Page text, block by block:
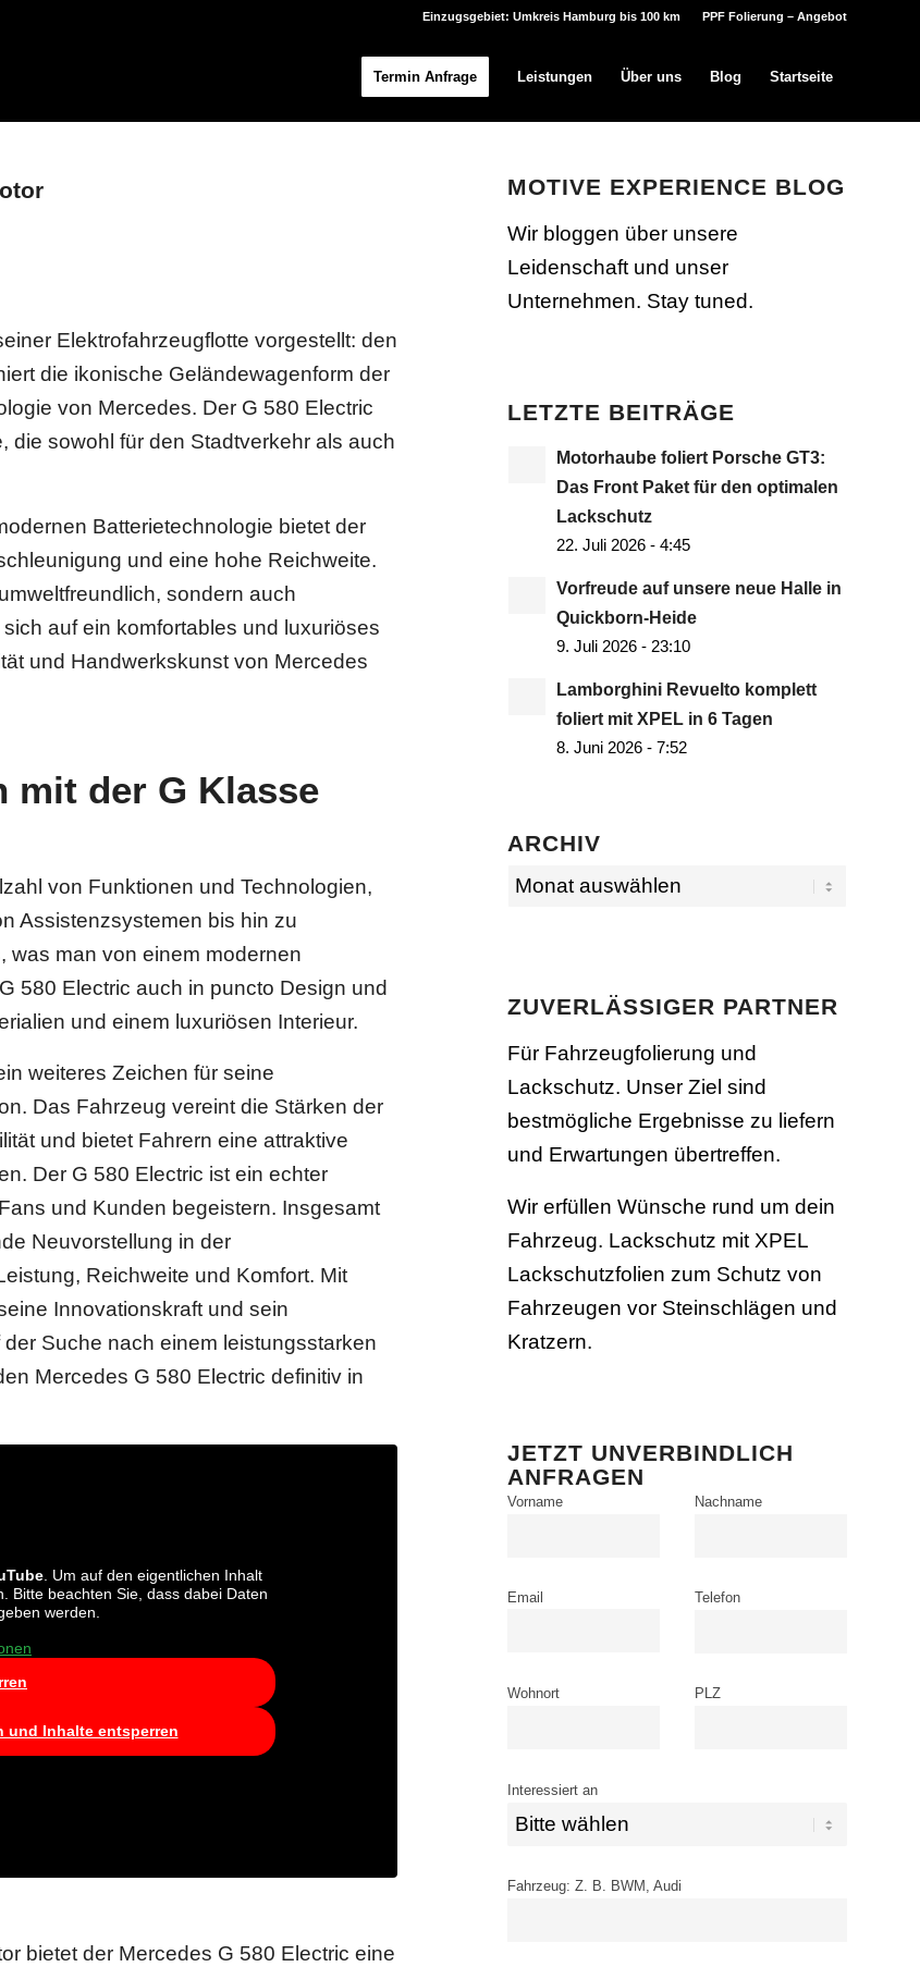
PPF Folierung – Angebot
Einzugsgebiet: Umkreis Hamburg bis 100 km
Termin Anfrage Leistungen Über uns Blog Startseite
Elektrofahrzeugflotte vorgestellt: den
die ikonische Geländewagenform der
von Mercedes. Der G 580 Electric
die sowohl für den Stadtverkehr als auch
Batterietechnologie bietet der
und eine hohe Reichweite.
sondern auch
auf ein komfortables und luxuriöses
und Handwerkskunst von Mercedes
mit der G Klasse
von Funktionen und Technologien,
Assistenzsystemen bis hin zu
was man von einem modernen
580 Electric auch in puncto Design und
und einem luxuriösen Interieur.
weiteres Zeichen für seine
Das Fahrzeug vereint die Stärken der
und bietet Fahrern eine attraktive
Der G 580 Electric ist ein echter
und Kunden begeistern. Insgesamt
Neuvorstellung in der
Reichweite und Komfort. Mit
Innovationskraft und sein
Suche nach einem leistungsstarken
Mercedes G 580 Electric definitiv in
. Um auf den eigentlichen Inhalt
Bitte beachten Sie, dass dabei Daten
werden.
und Inhalte entsperren
bietet der Mercedes G 580 Electric eine
MOTIVE EXPERIENCE BLOG
Wir bloggen über unsere
Leidenschaft und unser
Unternehmen. Stay tuned.
LETZTE BEITRÄGE
Motorhaube foliert Porsche GT3:
Das Front Paket für den optimalen
Lackschutz
22. Juli 2026 - 4:45
Vorfreude auf unsere neue Halle in
Quickborn-Heide
9. Juli 2026 - 23:10
Lamborghini Revuelto komplett
foliert mit XPEL in 6 Tagen
8. Juni 2026 - 7:52
ARCHIV
ZUVERLÄSSIGER PARTNER
Für Fahrzeugfolierung und
Lackschutz. Unser Ziel sind
bestmögliche Ergebnisse zu liefern
und Erwartungen übertreffen.
Wir erfüllen Wünsche rund um dein
Fahrzeug. Lackschutz mit XPEL
Lackschutzfolien zum Schutz von
Fahrzeugen vor Steinschlägen und
Kratzern.
JETZT UNVERBINDLICH
ANFRAGEN
Vorname Nachname
Email Telefon
Wohnort PLZ
Interessiert an
Fahrzeug: Z. B. BWM, Audi